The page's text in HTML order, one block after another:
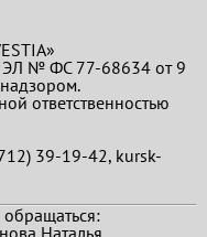
ЭЛ № ФС 77-68634 от 9
ответственностью
39-19-42, kursk-